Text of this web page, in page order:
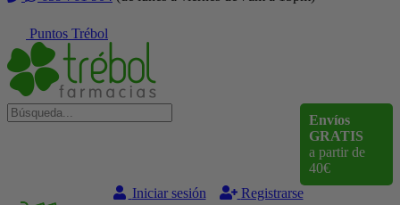
Puntos Trébol
Envíos
GRATIS
a partir de
40€
Iniciar sesión
Registrarse